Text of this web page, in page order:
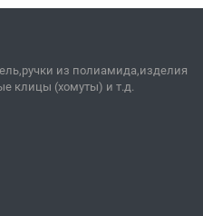
из полиамида,изделия
клицы (хомуты) и т.д.